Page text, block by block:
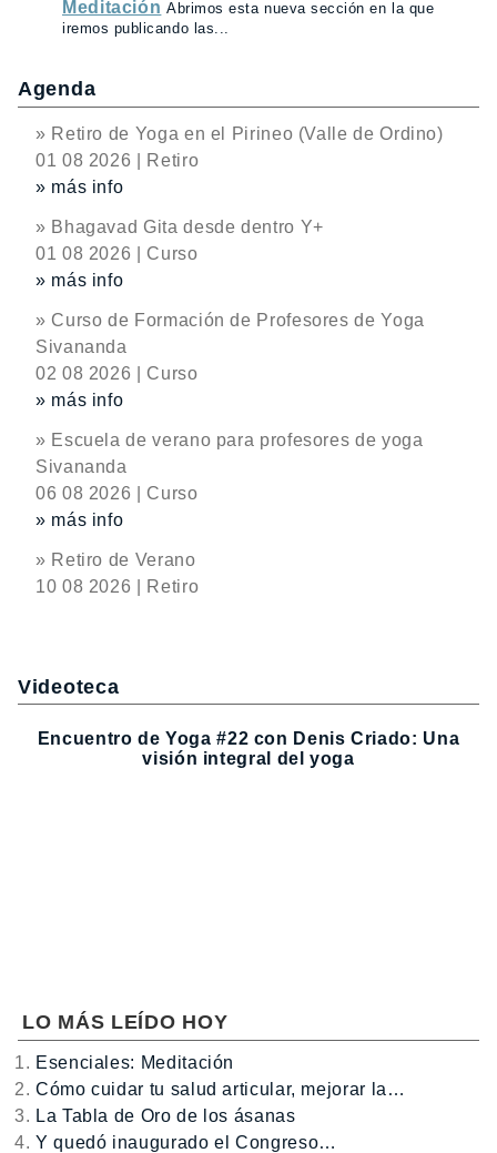
Meditación Abrimos esta nueva sección en la que
iremos publicando las...
Agenda
» Retiro de Yoga en el Pirineo (Valle de Ordino)
01 08 2026 | Retiro
» más info
» Bhagavad Gita desde dentro Y+
01 08 2026 | Curso
» más info
» Curso de Formación de Profesores de Yoga
Sivananda
02 08 2026 | Curso
» más info
» Escuela de verano para profesores de yoga
Sivananda
06 08 2026 | Curso
» más info
» Retiro de Verano
10 08 2026 | Retiro
Videoteca
Encuentro de Yoga #22 con Denis Criado: Una
visión integral del yoga
LO MÁS LEÍDO HOY
Esenciales: Meditación
Cómo cuidar tu salud articular, mejorar la…
La Tabla de Oro de los ásanas
Y quedó inaugurado el Congreso…